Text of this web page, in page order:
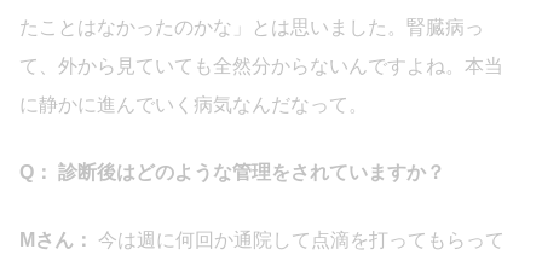
たことはなかったのかな」とは思いました。腎臓病っ
て、外から見ていても全然分からないんですよね。本当
に静かに進んでいく病気なんだなって。
Q： 診断後はどのような管理をされていますか？
Mさん：
今は週に何回か通院して点滴を打ってもらって